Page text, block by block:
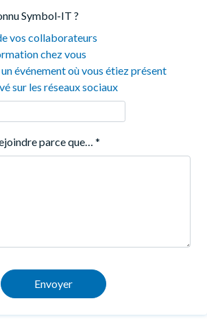
Symbol-IT ?
vos collaborateurs
chez vous
un événement où vous étiez présent
sur les réseaux sociaux
parce que… *
Envoyer